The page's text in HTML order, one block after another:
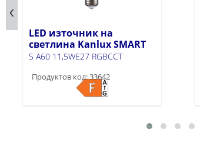
LED източник на
светлина Kanlux SMART
S A60 11,5WE27 RGBCCT
Продуктов код: 33642